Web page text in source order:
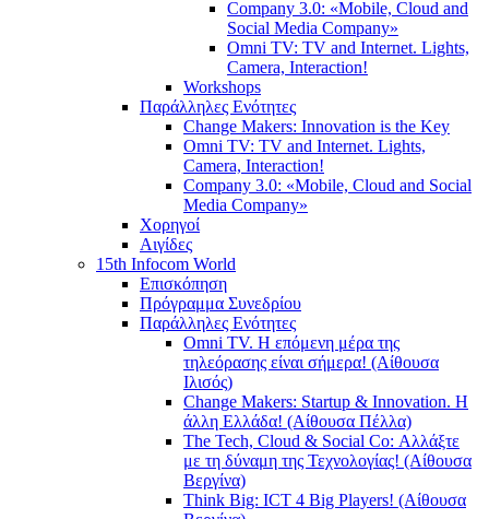
Company 3.0: «Mobile, Cloud and
Social Media Company»
Omni TV: TV and Internet. Lights,
Camera, Interaction!
Workshops
Παράλληλες Ενότητες
Change Makers: Innovation is the Key
Omni TV: TV and Internet. Lights,
Camera, Interaction!
Company 3.0: «Mobile, Cloud and Social
Media Company»
Χορηγοί
Αιγίδες
15th Infocom World
Επισκόπηση
Πρόγραμμα Συνεδρίου
Παράλληλες Ενότητες
Omni TV. Η επόμενη μέρα της
τηλεόρασης είναι σήμερα! (Αίθουσα
Ιλισός)
Change Makers: Startup & Innovation. Η
άλλη Ελλάδα! (Αίθουσα Πέλλα)
The Tech, Cloud & Social Co: Αλλάξτε
με τη δύναμη της Τεχνολογίας! (Αίθουσα
Βεργίνα)
Think Big: ICT 4 Big Players! (Αίθουσα